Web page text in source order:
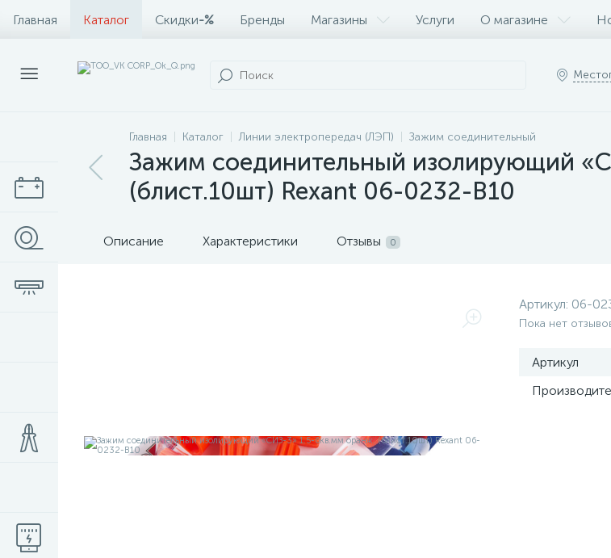
Главная Каталог Скидки-% Бренды Магазины Услуги О магазине
Главная Каталог Линии электропередач (ЛЭП) Зажим соединительный
Зажим соединительный изолирующий
(блист.10шт) Rexant 06-0232-B10
Описание Характеристики Отзывы 0
Артикул: 06-
Пока нет
Артикул